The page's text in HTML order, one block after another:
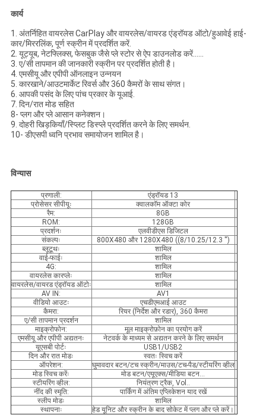
कार्य
1. अंतर्निहित वायरलेस CarPlay और वायरलेस/वायरड एंड्रॉयड ऑटो/हुआवेई हाई-
कार/मिररलिंक, पूर्ण स्क्रीन में प्रदर्शित करें.
2. यूट्यूब, नेटफ्लिक्स, फेसबुक जैसे प्ले स्टोर से ऐप डाउनलोड करें......
3. ए/सी तापमान की जानकारी स्क्रीन पर प्रदर्शित होती है।
4. एमसीयू और एपीपी ऑनलाइन उन्नयन
5. कारखाने/आउटमार्केट रिवर्स और 360 कैमरों के साथ संगत।
6. आपकी पसंद के लिए पांच प्रकार के यूआई.
7. दिन/रात मोड सहित
8- प्लग और प्ले आसान कनेक्शन।
9. दोहरी खिड़कियाँ/स्प्लिट डिस्प्ले प्रदर्शित करने के लिए समर्थन.
10- डीएसपी ध्वनि प्रभाव समायोजन शामिल है।
विन्यास
प्रणाली:
एंड्रॉयड 13
प्रोसेसर सीपीयूः
क्वालकॉम ऑक्टा कोर
रैम:
8GB
ROM:
128GB
प्रदर्शनः
एलवीडीएस डिजिटल
संकल्पः
800X480 और 1280X480 ((8/10.25/12.3 ′′)
ब्लूटूथः
शामिल
वाई-फाईः
शामिल
4G:
शामिल
वायरलेस कारप्लेः
शामिल
वायरलेस/वायरड एंड्रॉयड ऑटोः
शामिल
AV IN:
AV1
वीडियो आउटः
एचडीएमआई आउट
कैमरा:
रियर (निर्देश और रडार), 360 कैमरा
ए/सी तापमान प्रदर्शन
शामिल
माइक्रोफोन:
मूल माइक्रोफ़ोन का प्रयोग करें
एमसीयू और एपीपी अद्यतनः
नेटवर्क के माध्यम से अद्यतन करने के लिए समर्थन
यूएसबी पोर्टः
USB1/USB2
दिन और रात मोडः
स्वतः स्विच करें
ऑपरेशन:
घुमावदार बटन/टच स्क्रीन/माउस/टच-पैड/स्टीयरिंग व्हील
मोड स्विच करेंः
मोड बटन/एयूएक्स/मीडिया बटन...
स्टीयरिंग व्हील:
नियंत्रण ट्रैक, Vol..
नींद की स्मृति:
पार्किंग में अंतिम एप्लिकेशन याद रखें
स्लीप मोडः
शामिल
स्थापनाः
हेड यूनिट और स्क्रीन के बाद सोकेट में प्लग और प्ले करें।